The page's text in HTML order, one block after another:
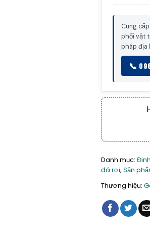
Cung
phối vật
pháp địa
📞
Danh mục:
đá rơi, Sản
Thương hiệu: